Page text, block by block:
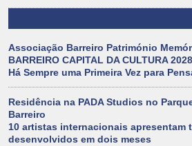
Associação Barreiro Património
BARREIRO CAPITAL DA CULTURA 2028
Há Sempre uma Primeira Vez para
Residência na PADA Studios no
Barreiro
10 artistas internacionais apresentam
desenvolvidos em dois meses